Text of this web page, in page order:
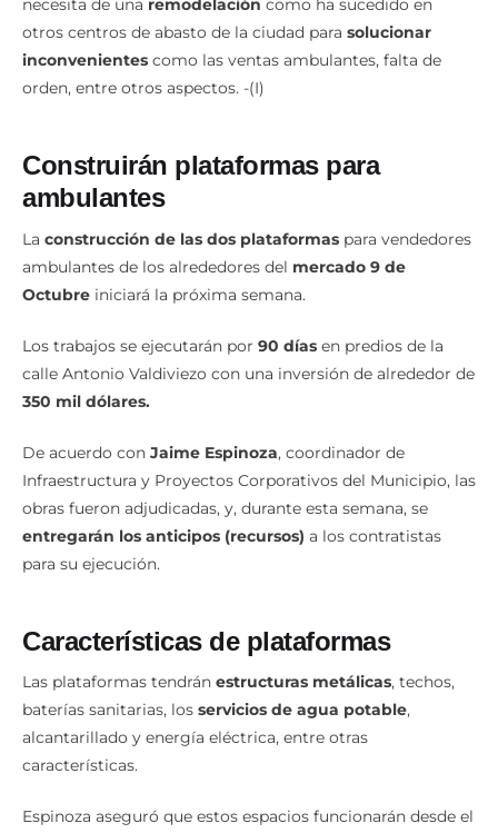
necesita de una remodelación como ha sucedido en
otros centros de abasto de la ciudad para solucionar
inconvenientes como las ventas ambulantes, falta de
orden, entre otros aspectos. -(I)
Construirán plataformas para
ambulantes
La construcción de las dos plataformas para vendedores
ambulantes de los alrededores del mercado 9 de
Octubre iniciará la próxima semana.
Los trabajos se ejecutarán por 90 días en predios de la
calle Antonio Valdiviezo con una inversión de alrededor de
350 mil dólares.
De acuerdo con Jaime Espinoza, coordinador de
Infraestructura y Proyectos Corporativos del Municipio, las
obras fueron adjudicadas, y, durante esta semana, se
entregarán los anticipos (recursos) a los contratistas
para su ejecución.
Características de plataformas
Las plataformas tendrán estructuras metálicas, techos,
baterías sanitarias, los servicios de agua potable,
alcantarillado y energía eléctrica, entre otras
características.
Espinoza aseguró que estos espacios funcionarán desde el